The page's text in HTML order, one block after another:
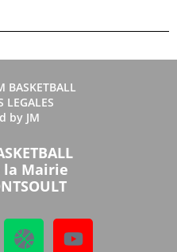
BASKETBALL
LEGALES
by JM
la Mairie